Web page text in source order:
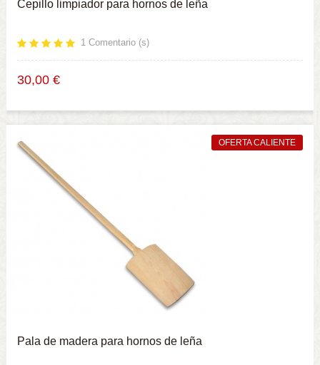
Cepillo limpiador para hornos de leña
1 Comentario (s)
30,00 €
OFERTA CALIENTE
Pala de madera para hornos de leña